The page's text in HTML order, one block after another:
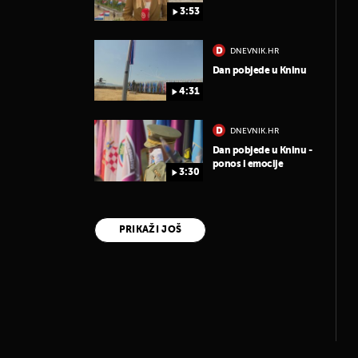
3:53
4:31
DNEVNIK.HR
Dan pobjede u Kninu
3:30
DNEVNIK.HR
Dan pobjede u Kninu -
ponos i emocije
PRIKAŽI JOŠ